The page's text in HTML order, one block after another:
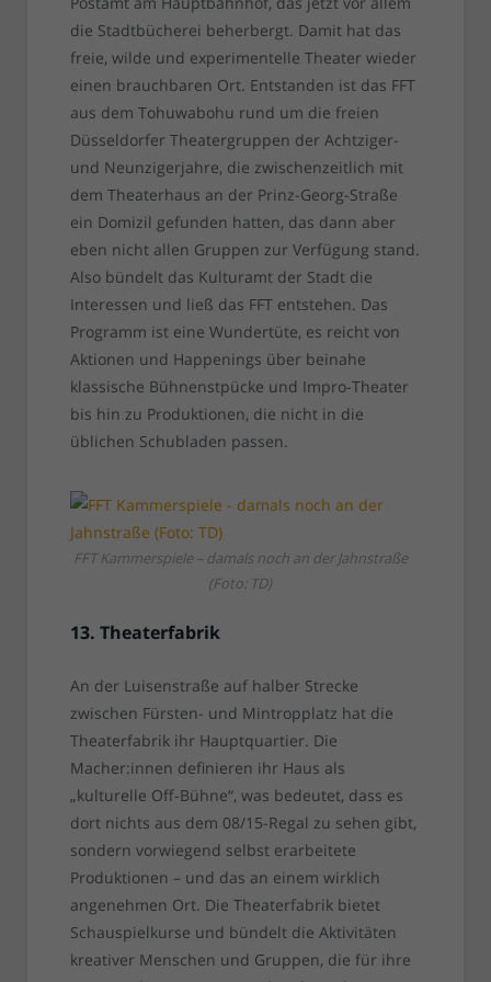
die Stadtbücherei beherbergt. Damit hat das
freie, wilde und experimentelle Theater wieder
einen brauchbaren Ort. Entstanden ist das FFT
aus dem Tohuwabohu rund um die freien
Düsseldorfer Theatergruppen der Achtziger-
und Neunzigerjahre, die zwischenzeitlich mit
dem Theaterhaus an der Prinz-Georg-Straße
ein Domizil gefunden hatten, das dann aber
eben nicht allen Gruppen zur Verfügung stand.
Also bündelt das Kulturamt der Stadt die
Interessen und ließ das FFT entstehen. Das
Programm ist eine Wundertüte, es reicht von
Aktionen und Happenings über beinahe
klassische Bühnenstpücke und Impro-Theater
bis hin zu Produktionen, die nicht in die
üblichen Schubladen passen.
FFT Kammerspiele – damals noch an der Jahnstraße
(Foto: TD)
13. Theaterfabrik
An der Luisenstraße auf halber Strecke
zwischen Fürsten- und Mintropplatz hat die
Theaterfabrik ihr Hauptquartier. Die
Macher:innen definieren ihr Haus als
„kulturelle Off-Bühne“, was bedeutet, dass es
dort nichts aus dem 08/15-Regal zu sehen gibt,
sondern vorwiegend selbst erarbeitete
Produktionen – und das an einem wirklich
angenehmen Ort. Die Theaterfabrik bietet
Schauspielkurse und bündelt die Aktivitäten
kreativer Menschen und Gruppen, die für ihre